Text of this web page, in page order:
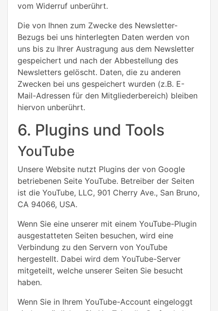
vom Widerruf unberührt.
Die von Ihnen zum Zwecke des Newsletter-
Bezugs bei uns hinterlegten Daten werden von
uns bis zu Ihrer Austragung aus dem Newsletter
gespeichert und nach der Abbestellung des
Newsletters gelöscht. Daten, die zu anderen
Zwecken bei uns gespeichert wurden (z.B. E-
Mail-Adressen für den Mitgliederbereich) bleiben
hiervon unberührt.
6. Plugins und Tools
YouTube
Unsere Website nutzt Plugins der von Google
betriebenen Seite YouTube. Betreiber der Seiten
ist die YouTube, LLC, 901 Cherry Ave., San Bruno,
CA 94066, USA.
Wenn Sie eine unserer mit einem YouTube-Plugin
ausgestatteten Seiten besuchen, wird eine
Verbindung zu den Servern von YouTube
hergestellt. Dabei wird dem YouTube-Server
mitgeteilt, welche unserer Seiten Sie besucht
haben.
Wenn Sie in Ihrem YouTube-Account eingeloggt